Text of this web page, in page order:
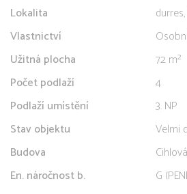
Lokalita
Vlastnictví
Užitná plocha
72 m²
Počet podlaží
4
Podlaží umístění
3. NP
Stav objektu
Velmi
Budova
Cihlová
En. náročnost b.
G